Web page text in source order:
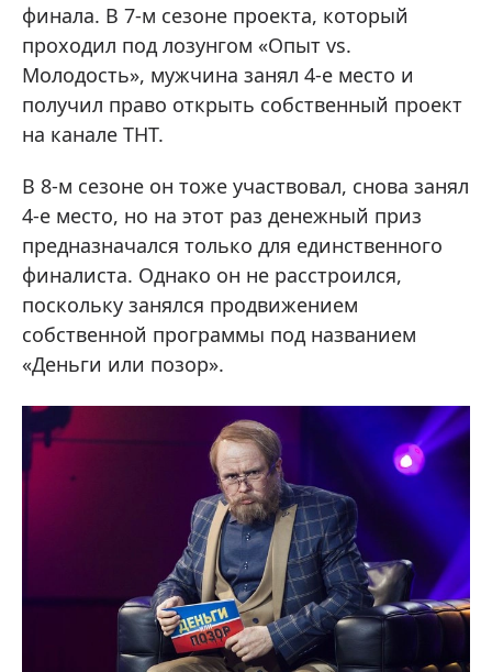
финала. В 7-м сезоне проекта, который
проходил под лозунгом «Опыт vs.
Молодость», мужчина занял 4-е место и
получил право открыть собственный проект
на канале ТНТ.
В 8-м сезоне он тоже участвовал, снова занял
4-е место, но на этот раз денежный приз
предназначался только для единственного
финалиста. Однако он не расстроился,
поскольку занялся продвижением
собственной программы под названием
«Деньги или позор».